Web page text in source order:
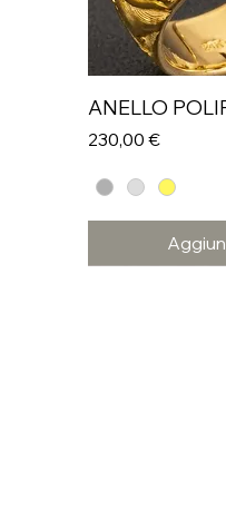
ANELLO
Prezzo
230,00 €